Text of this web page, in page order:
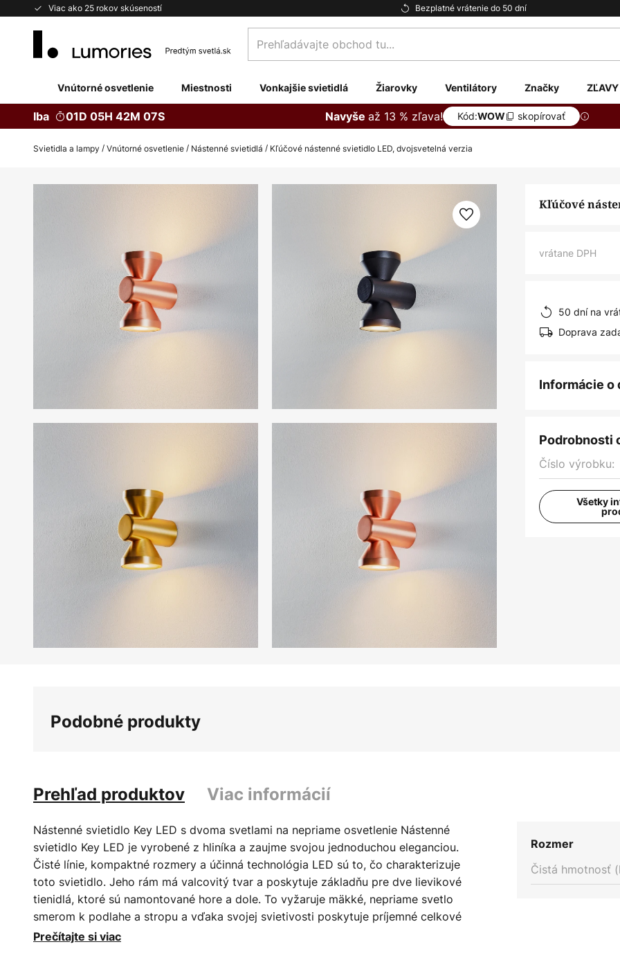
Viac ako 25 rokov skúseností Bezplatné vrátenie do 50 dní
Skip
Prehľadávajte
obchod
Vnútorné osvetlenie Miestnosti Vonkajšie svietidlá Žiarovky Ventilátory Značky ZĽAVY
Iba 01D 05H 42M 07S Navyše až 13 % zľava! Kód:WOW skopírovať
Svietidla a lampy Vnútorné osvetlenie Nástenné svietidlá Kľúčové nástenné svietidlo LED, dvojsvetelná verzia
obrázkov
Kľúčové
vrátane DPH
50 dní na
Doprava
Informácie o
Podrobnosti
Číslo výrobku:
Všetky
Podobné produkty
Prehľad produktov Viac informácií
Nástenné svietidlo Key LED s dvoma svetlami na nepriame osvetlenie Nástenné
svietidlo Key LED je vyrobené z hliníka a zaujme svojou jednoduchou eleganciou.
Čisté línie, kompaktné rozmery a účinná technológia LED sú to, čo charakterizuje
toto svietidlo. Jeho rám má valcovitý tvar a poskytuje základňu pre dve lievikové
tienidlá, ktoré sú namontované hore a dole. To vyžaruje mäkké, nepriame svetlo
smerom k podlahe a stropu a vďaka svojej svietivosti poskytuje príjemné celkové
osvetlenie. Svietidlo je nepriehľadné po celom obvode, čím vytvára na stene
Prečítajte si viac
Rozmer
Čistá hmotnosť